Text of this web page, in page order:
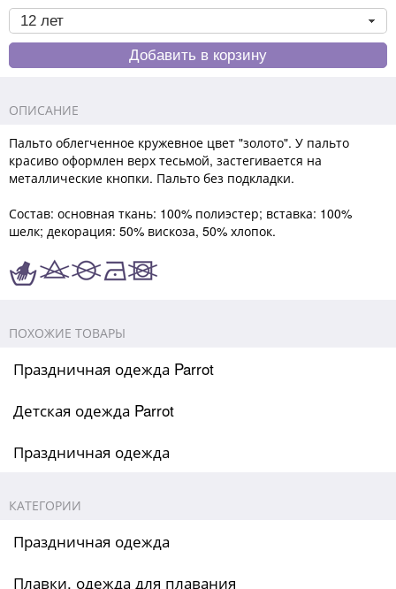
ОПИСАНИЕ
Пальто облегченное кружевное цвет "золото". У пальто
красиво оформлен верх тесьмой, застегивается на
металлические кнопки. Пальто без подкладки.
Состав: основная ткань: 100% полиэстер; вставка: 100%
шелк; декорация: 50% вискоза, 50% хлопок.
ПОХОЖИЕ ТОВАРЫ
Праздничная одежда Parrot
Детская одежда Parrot
Праздничная одежда
КАТЕГОРИИ
Праздничная одежда
Плавки, одежда для плавания